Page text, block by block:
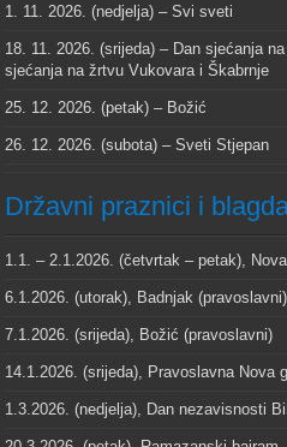
1. 11. 2026. (nedjelja) – Svi sveti
18. 11. 2026. (srijeda) – Dan sjećanja
sjećanja na žrtvu Vukovara i Škabrnje
25. 12. 2026. (petak) – Božić
26. 12. 2026. (subota) – Sveti Stjepan
Državni praznici i
1.1. – 2.1.2026. (četvrtak – petak),
6.1.2026. (utorak), Badnjak (pravoslavni)
7.1.2026. (srijeda), Božić (pravoslavni)
14.1.2026. (srijeda), Pravoslavna Nova
1.3.2026. (nedjelja), Dan nezavisnosti